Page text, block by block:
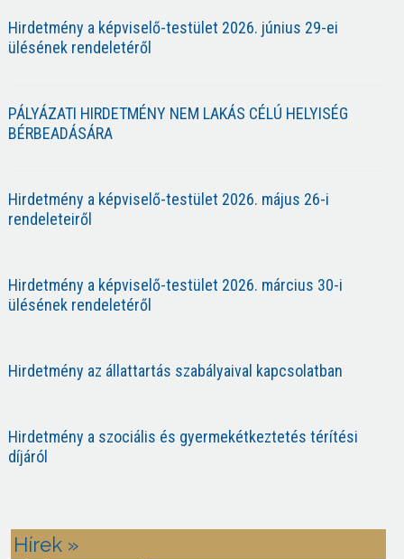
Hirdetmény a képviselő-testület 2026. június 29-ei
ülésének rendeletéről
PÁLYÁZATI HIRDETMÉNY NEM LAKÁS CÉLÚ HELYISÉG
BÉRBEADÁSÁRA
Hirdetmény a képviselő-testület 2026. május 26-i
rendeleteiről
Hirdetmény a képviselő-testület 2026. március 30-i
ülésének rendeletéről
Hirdetmény az állattartás szabályaival kapcsolatban
Hirdetmény a szociális és gyermekétkeztetés térítési
díjáról
Hírek »